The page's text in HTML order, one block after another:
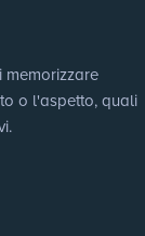
o l'aspetto, quali